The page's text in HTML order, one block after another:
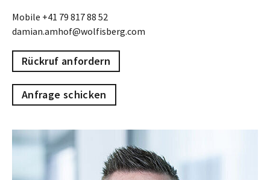
Mobile +41 79 817 88 52
damian.amhof@wolfisberg.com
Rückruf anfordern
Anfrage schicken